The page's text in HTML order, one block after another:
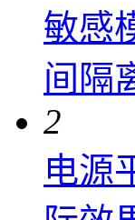
敏感
间隔
2
电源